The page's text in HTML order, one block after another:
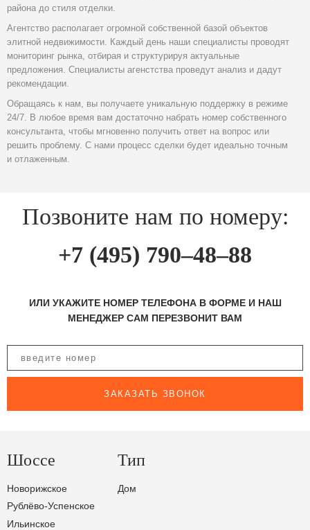
района до стиля отделки.
Агентство располагает огромной собственной базой объектов
элитной недвижимости. Каждый день наши специалисты проводят
мониторинг рынка, отбирая и структурируя актуальные
предложения. Специалисты агенстства проведут анализ и дадут
рекомендации.
Обращаясь к нам, вы получаете уникальную поддержку в режиме
24/7. В любое время вам достаточно набрать номер собственного
консультанта, чтобы мгновенно получить ответ на вопрос или
решить проблему. С нами процесс сделки будет идеально точным
и отлаженным.
Позвоните нам по номеру:
+7 (495) 790–48–88
ИЛИ УКАЖИТЕ НОМЕР ТЕЛЕФОНА В ФОРМЕ И НАШ
МЕНЕДЖЕР САМ ПЕРЕЗВОНИТ ВАМ
ЗАКАЗАТЬ ЗВОНОК
Шоссе
Новорижское
Рублёво-Успенское
Ильинское
Тип
Дом